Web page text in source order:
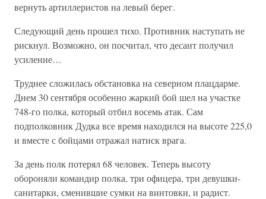
вернуть артиллеристов на левый берег.
Следующий день прошел тихо. Противник наступать не
рискнул. Возможно, он посчитал, что десант получил
усиление…
Труднее сложилась обстановка на северном плацдарме.
Днем 30 сентября особенно жаркий бой шел на участке
748-го полка, который отбил восемь атак. Сам
подполковник Дудка все время находился на высоте 225,0
и вместе с бойцами отражал натиск врага.
За день полк потерял 68 человек. Теперь высоту
обороняли командир полка, три офицера, три девушки-
санитарки, сменившие сумки на винтовки, и радист.